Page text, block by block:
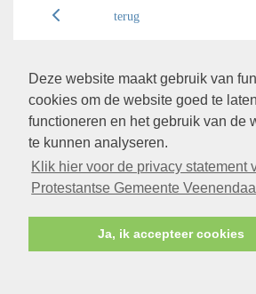
Deze website maakt gebruik van
cookies om de website goed te laten
functioneren en het gebruik van de
te kunnen analyseren.
Klik hier voor de privacy statement
Protestantse Gemeente Veenendaal
Ja, ik accepteer cookies
terug